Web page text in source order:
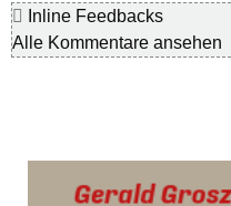
Inline Feedbacks
Alle Kommentare ansehen